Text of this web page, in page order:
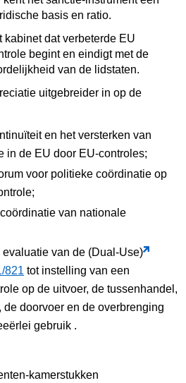
basis en ratio.
kabinet dat verbeterde EU
begint en eindigt met de
van de lidstaten.
uitgebreider in op de
en het versterken van
in de EU door EU-controles;
voor politieke coördinatie op
van nationale
van de (Dual-Use)
821 tot instelling van een
op de uitvoer, de tussenhandel,
doorvoer en de overbrenging
gebruik .
kamerstukken